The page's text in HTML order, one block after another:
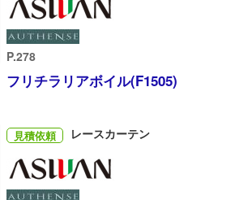
P.278
フリチラリアボイル(F1505)
見積依頼 レースカーテン